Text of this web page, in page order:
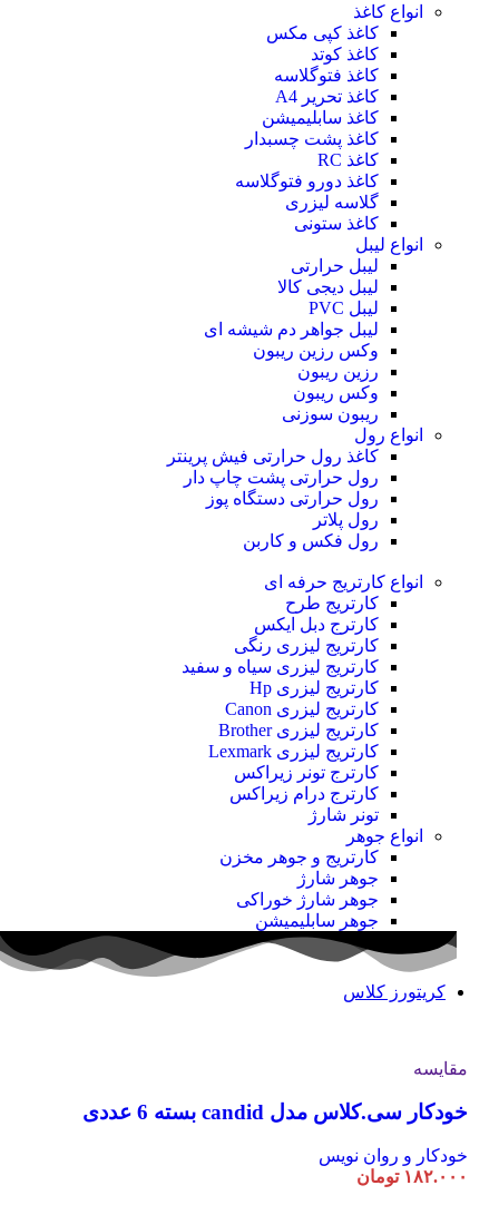
انواع کاغذ
کاغذ کپی مکس
کاغذ کوتد
کاغذ فتوگلاسه
کاغذ تحریر A4
کاغذ سابلیمیشن
کاغذ پشت چسبدار
کاغذ RC
کاغذ دورو فتوگلاسه
گلاسه لیزری
کاغذ ستونی
انواع لیبل
لیبل حرارتی
لیبل دیجی کالا
لیبل PVC
لیبل جواهر دم شیشه ای
وکس رزین ریبون
رزین ریبون
وکس ریبون
ریبون سوزنی
انواع رول
کاغذ رول حرارتی فیش پرینتر
رول حرارتی پشت چاپ دار
رول حرارتی دستگاه پوز
رول پلاتر
رول فکس و کاربن
انواع کارتریج حرفه ای
کارتریج طرح
کارترج دبل ایکس
کارتریج لیزری رنگی
کارتریج لیزری سیاه و سفید
کارتریج لیزری Hp
کارتریج لیزری Canon
کارتریج لیزری Brother
کارتریج لیزری Lexmark
کارترج تونر زیراکس
کارترج درام زیراکس
تونر شارژ
انواع جوهر
کارتریج و جوهر مخزن
جوهر شارژ
جوهر شارژ خوراکی
جوهر سابلیمیشن
کریتورز کلاس
مقایسه
خودکار سی.کلاس مدل candid بسته 6 عددی
خودکار و روان نویس
۱۸۲.۰۰۰ تومان